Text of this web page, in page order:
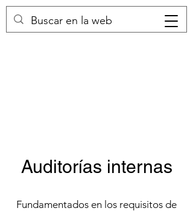
Auditorías internas
Fundamentados en los requisitos de